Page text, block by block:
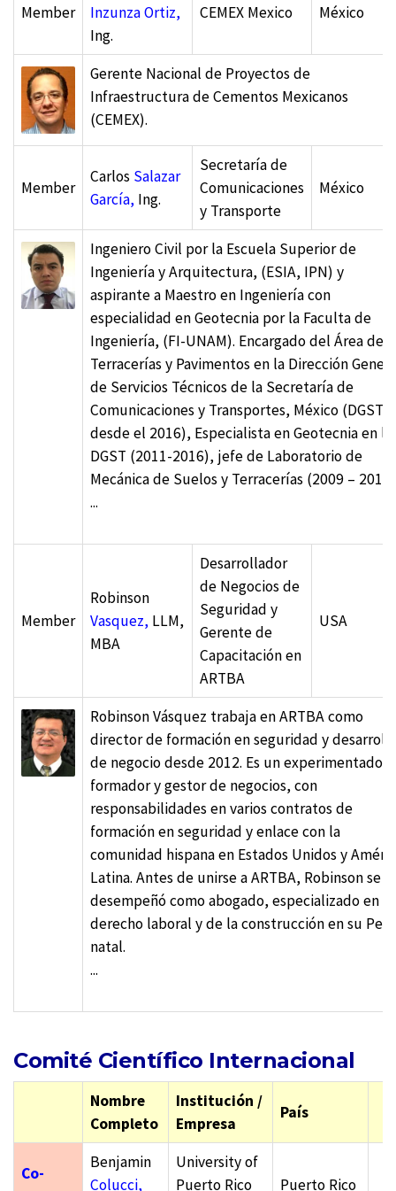
Member
Inzunza Ortiz,
Ing.
CEMEX Mexico México
Gerente Nacional de Proyectos de
Infraestructura de Cementos Mexicanos
(CEMEX).
Member
Carlos Salazar
García, Ing.
Secretaría de
Comunicaciones
y Transporte
México
Ingeniero Civil por la Escuela Superior de
Ingeniería y Arquitectura, (ESIA, IPN) y
aspirante a Maestro en Ingeniería con
especialidad en Geotecnia por la Faculta de
Ingeniería, (FI-UNAM). Encargado del Área de
Terracerías y Pavimentos en la Dirección
de Servicios Técnicos de la Secretaría de
Comunicaciones y Transportes, México (DGST,
desde el 2016), Especialista en Geotecnia en la
DGST (2011-2016), jefe de Laboratorio de
Mecánica de Suelos y Terracerías (2009 –
...
Member
Robinson
Vasquez, LLM,
MBA
Desarrollador
de Negocios de
Seguridad y
Gerente de
Capacitación en
ARTBA
USA
Robinson Vásquez trabaja en ARTBA como
director de formación en seguridad y
de negocio desde 2012. Es un experimentado
formador y gestor de negocios, con
responsabilidades en varios contratos de
formación en seguridad y enlace con la
comunidad hispana en Estados Unidos y
Latina. Antes de unirse a ARTBA, Robinson se
desempeñó como abogado, especializado en
derecho laboral y de la construcción en su Perú
natal.
...
Comité Científico Internacional
Nombre
Completo
Institución /
Empresa
País
Co-
Benjamin
Colucci,
University of
Puerto Rico
Puerto Rico